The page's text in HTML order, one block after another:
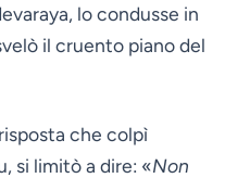
lo condusse in
il cruento piano del
che colpì
si limitò a dire: «Non